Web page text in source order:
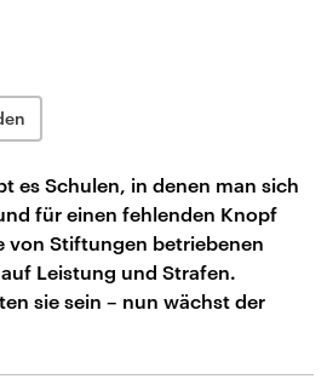
es Schulen, in denen man sich
für einen fehlenden Knopf
von Stiftungen betriebenen
Leistung und Strafen.
sie sein – nun wächst der